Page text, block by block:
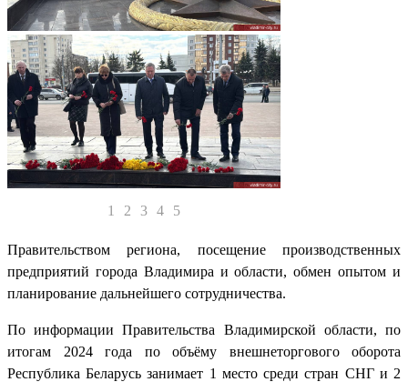
1 2 3 4 5
Правительством региона, посещение производственных
предприятий города Владимира и области, обмен опытом и
планирование дальнейшего сотрудничества.
По информации Правительства Владимирской области, по
итогам 2024 года по объёму внешнеторгового оборота
Республика Беларусь занимает 1 место среди стран СНГ и 2